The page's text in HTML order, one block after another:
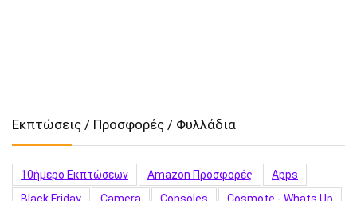
Εκπτώσεις / Προσφορές / Φυλλάδια
10ήμερο Εκπτώσεων Amazon Προσφορές
Apps
Black Friday
Camera Consoles
Cosmote - Whats Up